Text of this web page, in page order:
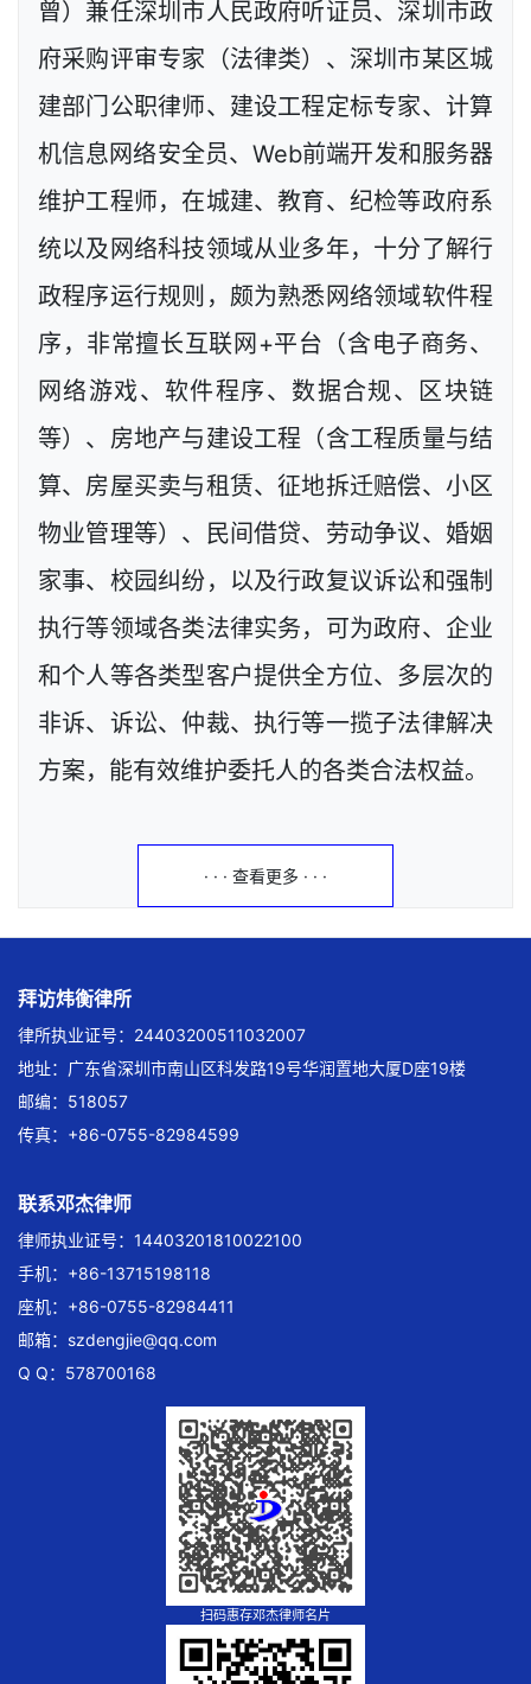
曾）兼任深圳市人民政府听证员、深圳市政
府采购评审专家（法律类）、深圳市某区城
建部门公职律师、建设工程定标专家、计算
机信息网络安全员、Web前端开发和服务器
维护工程师，在城建、教育、纪检等政府系
统以及网络科技领域从业多年，十分了解行
政程序运行规则，颇为熟悉网络领域软件程
序，非常擅长互联网+平台（含电子商务、
网络游戏、软件程序、数据合规、区块链
等）、房地产与建设工程（含工程质量与结
算、房屋买卖与租赁、征地拆迁赔偿、小区
物业管理等）、民间借贷、劳动争议、婚姻
家事、校园纠纷，以及行政复议诉讼和强制
执行等领域各类法律实务，可为政府、企业
和个人等各类型客户提供全方位、多层次的
非诉、诉讼、仲裁、执行等一揽子法律解决
方案，能有效维护委托人的各类合法权益。
· · · 查看更多 · · ·
拜访炜衡律所
律所执业证号：24403200511032007
地址：广东省深圳市南山区科发路19号华润置地大厦D座19楼
邮编：518057
传真：+86-0755-82984599
联系邓杰律师
律师执业证号：14403201810022100
手机：+86-13715198118
座机：+86-0755-82984411
邮箱： szdengjie@qq.com
Q Q：578700168
扫码惠存邓杰律师名片